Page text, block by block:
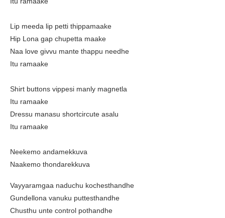
Lip meeda lip petti thippamaake
Hip Lona gap chupetta maake
Naa love givvu mante thappu needhe
Itu ramaake
Shirt buttons vippesi manly magnetla
Itu ramaake
Dressu manasu shortcircute asalu
Itu ramaake
Neekemo andamekkuva
Naakemo thondarekkuva
Vayyaramgaa naduchu kochesthandhe
Gundellona vanuku puttesthandhe
Chusthu unte control pothandhe